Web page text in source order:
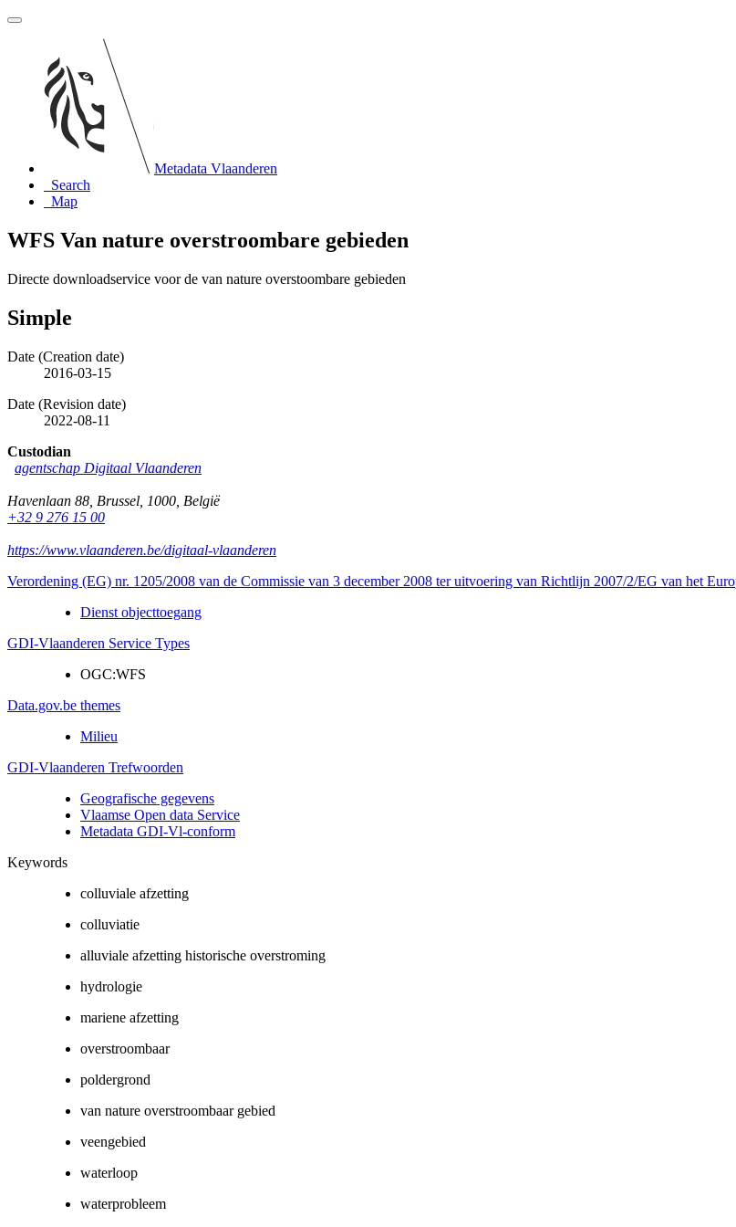
Metadata Vlaanderen
Search
Map
WFS Van nature overstroombare gebieden
Directe downloadservice voor de van nature overstoombare gebieden
Simple
Date (Creation date)
2016-03-15
Date (Revision date)
2022-08-11
Custodian
agentschap Digitaal Vlaanderen
Havenlaan 88 Brussel 1000 België
+32 9 276 15 00
https://www.vlaanderen.be/digitaal-vlaanderen
Verordening (EG) nr. 1205/2008 van de Commissie van 3 december 2008 ter uitvoering van Richtlijn 2007/2/EG van het
Dienst objecttoegang
GDI-Vlaanderen Service Types
OGC:WFS
Data.gov.be themes
Milieu
GDI-Vlaanderen Trefwoorden
Geografische gegevens
Vlaamse Open data Service
Metadata GDI-Vl-conform
Keywords
colluviale afzetting
colluviatie
alluviale afzetting historische overstroming
hydrologie
mariene afzetting
overstroombaar
poldergrond
van nature overstroombaar gebied
veengebied
waterloop
waterprobleem